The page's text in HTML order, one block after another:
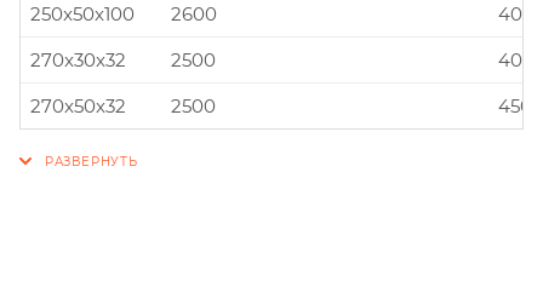
250x50x100
2600
270x30x32
2500
270x50x32
2500